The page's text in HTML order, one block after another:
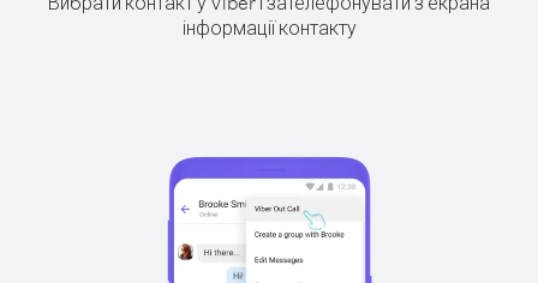
інформації контакту